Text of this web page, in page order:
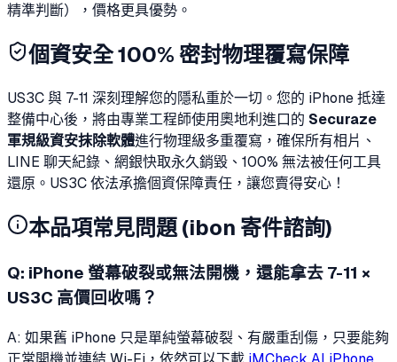
精準判斷），價格更具優勢。
個資安全 100% 密封物理覆寫保障
US3C 與 7-11 深刻理解您的隱私重於一切。您的 iPhone 抵達
整備中心後，將由專業工程師使用奧地利進口的 Securaze
軍規級資安抹除軟體進行物理級多重覆寫，確保所有相片、
LINE 聊天紀錄、網銀快取永久銷毀、100% 無法被任何工具
還原。US3C 依法承擔個資保障責任，讓您賣得安心！
本品項常見問題 (ibon 寄件諮詢)
Q: iPhone 螢幕破裂或無法開機，還能拿去 7-11 ×
US3C 高價回收嗎？
A: 如果舊 iPhone 只是單純螢幕破裂、有嚴重刮傷，只要能夠